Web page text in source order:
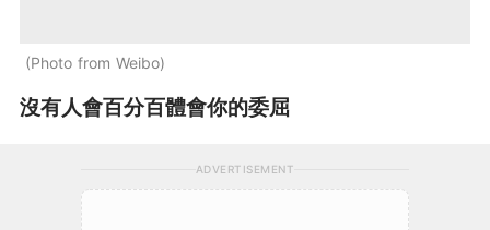
Photo from Weibo
沒有人會百分百體會你的委屈
ADVERTISEMENT